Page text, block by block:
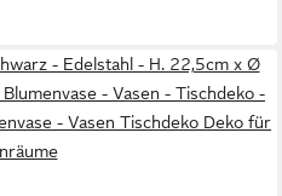
- Edelstahl - H. 22,5cm x Ø
- Vasen - Tischdeko -
- Vasen Tischdeko Deko für